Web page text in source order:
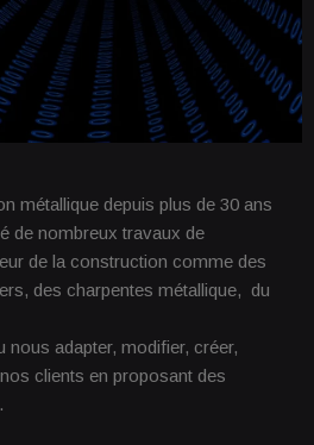
métallique depuis plus de 30 ans
de nombreux travaux de
de la construction comme des
des charpentes métallique, du
adapter, modifier, créer,
clients en proposant des